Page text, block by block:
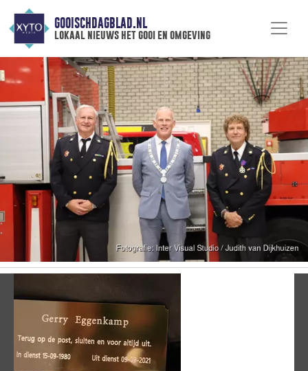
GOOISCHDAGBLAD.NL
lokaal nieuws het gooi en omgeving
Vorige